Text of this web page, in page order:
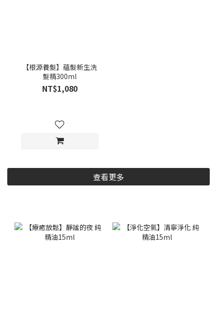
【根源養髮】蘊髮新生洗
髮精300ml
NT$1,080
查看更多